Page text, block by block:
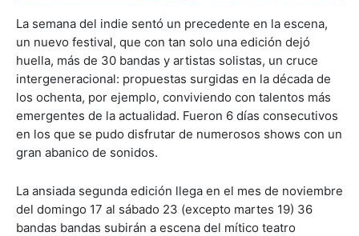
La semana del indie sentó un precedente en la escena,
un nuevo festival, que con tan solo una edición dejó
huella, más de 30 bandas y artistas solistas, un cruce
intergeneracional: propuestas surgidas en la década de
los ochenta, por ejemplo, conviviendo con talentos más
emergentes de la actualidad. Fueron 6 días consecutivos
en los que se pudo disfrutar de numerosos shows con un
gran abanico de sonidos.
La ansiada segunda edición llega en el mes de noviembre
del domingo 17 al sábado 23 (excepto martes 19) 36
bandas bandas subirán a escena del mítico teatro